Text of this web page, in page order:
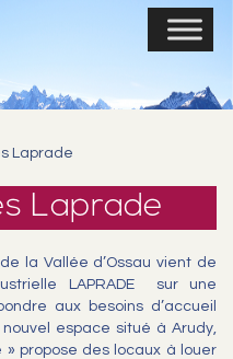
Laprade
Laprade
la Vallée d’Ossau vient de
LAPRADE sur une
aux besoins d’accueil
espace situé à Arudy,
» propose des locaux à louer